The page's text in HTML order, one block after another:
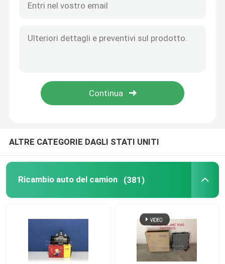
ALTRE CATEGORIE DAGLI STATI UNITI
Ricambio auto del camion (381)